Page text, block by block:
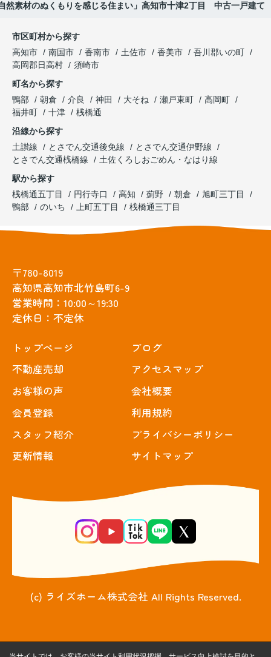
然素材のぬくもりを感じる住まい」高知市十津2丁目 中古一戸建て
市区町村から探す
高知市
南国市 香南市 土佐市 香美市
吾川郡いの町
高岡郡日高村
須崎市
町名から探す
鴨部
朝倉 介良 神田 大そね 瀬戸東町
高岡町
福井町
十津
桟橋通
沿線から探す
土讃線
とさでん交通後免線
とさでん交通伊野線
とさでん交通桟橋線
土佐くろしおごめん・なはり線
駅から探す
桟橋通五丁目
円行寺口 高知 薊野 朝倉
旭町三丁目
鴨部
のいち 上町五丁目 桟橋通三丁目
〒780-8019
高知県高知市北竹島町6-9
営業時間：10:00～19:30
定休日：不定休
トップぺージ
不動産売却
お客様の声
会員登録
スタッフ紹介
更新情報
ブログ
アクセスマップ
会社概要
利用規約
プライバシーポリシー
サイトマップ
(c) ライズホーム株式会社 All Rights Reserved.